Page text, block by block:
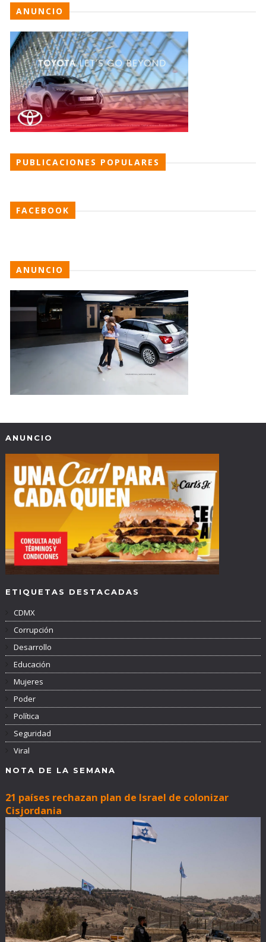
ANUNCIO
PUBLICACIONES POPULARES
FACEBOOK
ANUNCIO
ANUNCIO
ETIQUETAS DESTACADAS
CDMX
Corrupción
Desarrollo
Educación
Mujeres
Poder
Política
Seguridad
Viral
NOTA DE LA SEMANA
21 países rechazan plan de Israel de colonizar
Cisjordania